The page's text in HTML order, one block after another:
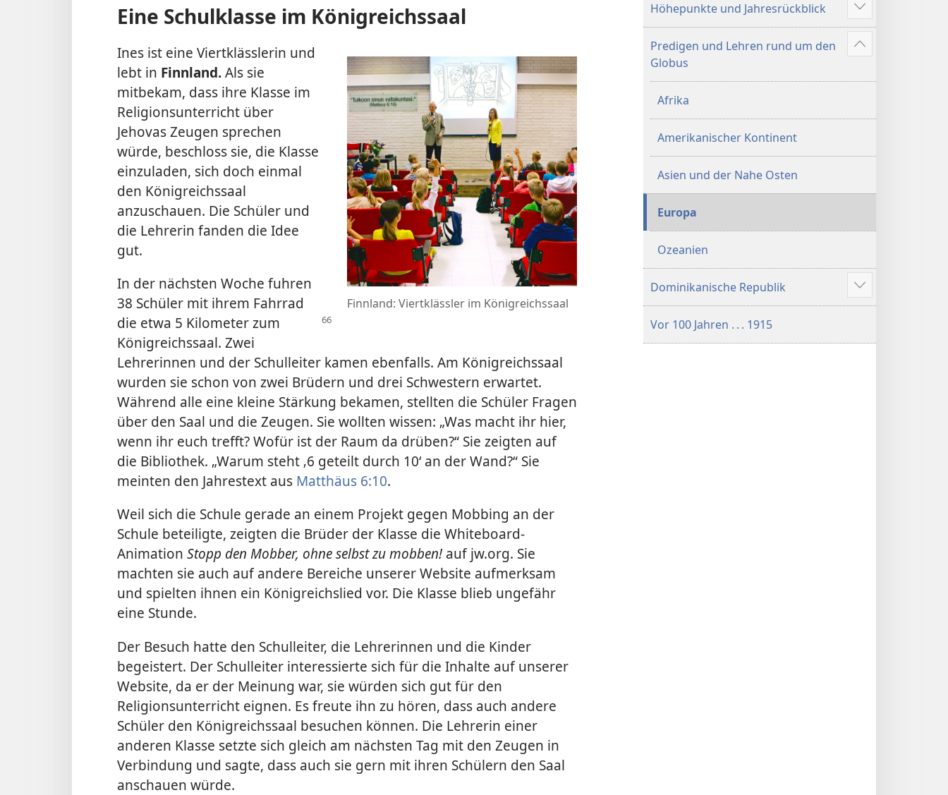
Eine Schulklasse im Königreichssaal
Finnland: Viertklässler im Königreichssaal
Ines ist eine Viertklässlerin und
lebt in Finnland.Als sie
mitbekam, dass ihre Klasse im
Religionsunterricht über
Jehovas Zeugen sprechen
würde, beschloss sie, die Klasse
einzuladen, sich doch einmal
den Königreichssaal
anzuschauen. Die Schüler und
die Lehrerin fanden die Idee
gut.
In der nächsten Woche fuhren
38 Schüler mit ihrem Fahrrad
die etwa 5 Kilometer zum
Königreichssaal. Zwei
Lehrerinnen und der Schulleiter kamen ebenfalls. Am Königreichssaal
wurden sie schon von zwei Brüdern und drei Schwestern erwartet.
Während alle eine kleine Stärkung bekamen, stellten die Schüler Fragen
über den Saal und die Zeugen. Sie wollten wissen: „Was macht ihr hier,
wenn ihr euch trefft? Wofür ist der Raum da drüben?“ Sie zeigten auf
die Bibliothek. „Warum steht ‚6 geteilt durch 10‘ an der Wand?“ Sie
meinten den Jahrestext aus Matthäus 6:10.
Weil sich die Schule gerade an einem Projekt gegen Mobbing an der
Schule beteiligte, zeigten die Brüder der Klasse die Whiteboard-
Animation Stopp den Mobber, ohne selbst zu mobben! auf jw.org. Sie
machten sie auch auf andere Bereiche unserer Website aufmerksam
und spielten ihnen ein Königreichslied vor. Die Klasse blieb ungefähr
eine Stunde.
Der Besuch hatte den Schulleiter, die Lehrerinnen und die Kinder
begeistert. Der Schulleiter interessierte sich für die Inhalte auf unserer
Website, da er der Meinung war, sie würden sich gut für den
Religionsunterricht eignen. Es freute ihn zu hören, dass auch andere
Schüler den Königreichssaal besuchen können. Die Lehrerin einer
anderen Klasse setzte sich gleich am nächsten Tag mit den Zeugen in
Verbindung und sagte, dass auch sie gern mit ihren Schülern den Saal
anschauen würde.
Höhepunkte und Jahresrückblick
Mehr
anzeigen
Predigen und Lehren rund um den
Globus
Mehr
Afrika
Amerikanischer Kontinent
Asien und der Nahe Osten
Europa
Ozeanien
Dominikanische Republik
Mehr
anzeigen
Vor 100 Jahren . . . 1915